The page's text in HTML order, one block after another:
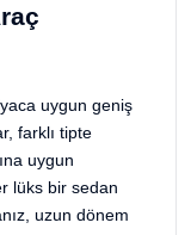
uygun geniş
farklı tipte
uygun
lüks bir sedan
uzun dönem